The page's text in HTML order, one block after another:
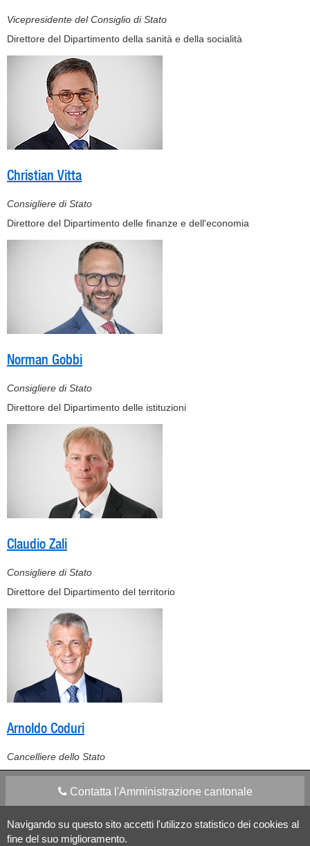
Navigando su questo sito accetti l'utilizzo statistico dei cookies al
fine del suo miglioramento.
Vicepresidente del Consiglio di Stato
Direttore del Dipartimento della sanità e della socialità
Christian Vitta
Consigliere di Stato
Direttore del Dipartimento delle finanze e dell'economia
Norman Gobbi
Consigliere di Stato
Direttore del Dipartimento delle istituzioni
Claudio Zali
Consigliere di Stato
Direttore del Dipartimento del territorio
Arnoldo Coduri
Cancelliere dello Stato
Contatta l'Amministrazione cantonale
Apps Mobile Social media